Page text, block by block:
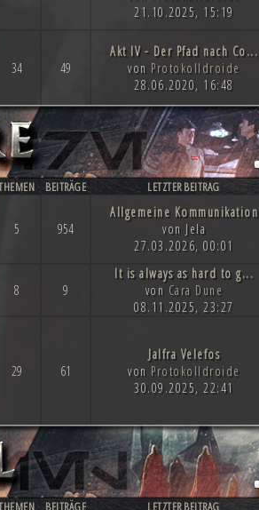
21.10.2025, 15:19
34 49
Akt IV - Der Pfad nach Co...
von Protokolldroide
28.06.2020, 16:48
BEITRÄGE LETZTER BEITRAG
5 954
Allgemeine Kommunikation
von Jela
27.03.2026, 00:01
8 9
It is always as hard to g...
von Cara Dune
08.11.2025, 23:27
29 61
Jalfra Velefos
von Protokolldroide
30.09.2025, 22:41
BEITRÄGE LETZTER BEITRAG